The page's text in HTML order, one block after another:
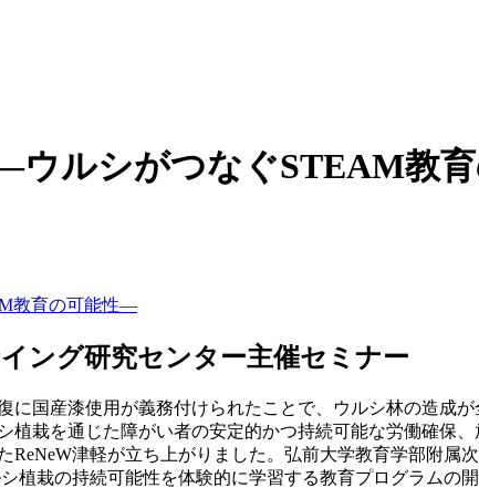
ウルシがつなぐSTEAM教
ング研究センター主催セミナー
国産漆使用が義務付けられたことで、ウルシ林の造成
栽を通じた障がい者の安定的かつ持続可能な労働確保
ReNeW津軽が立ち上がりました。弘前大学教育学部附
植栽の持続可能性を体験的に学習する教育プログラムの